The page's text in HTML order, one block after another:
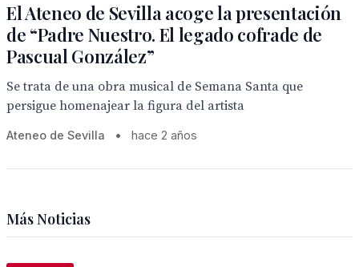
El Ateneo de Sevilla acoge la presentación
de “Padre Nuestro. El legado cofrade de
Pascual González”
Se trata de una obra musical de Semana Santa que
persigue homenajear la figura del artista
Ateneo de Sevilla • hace 2 años
Más Noticias